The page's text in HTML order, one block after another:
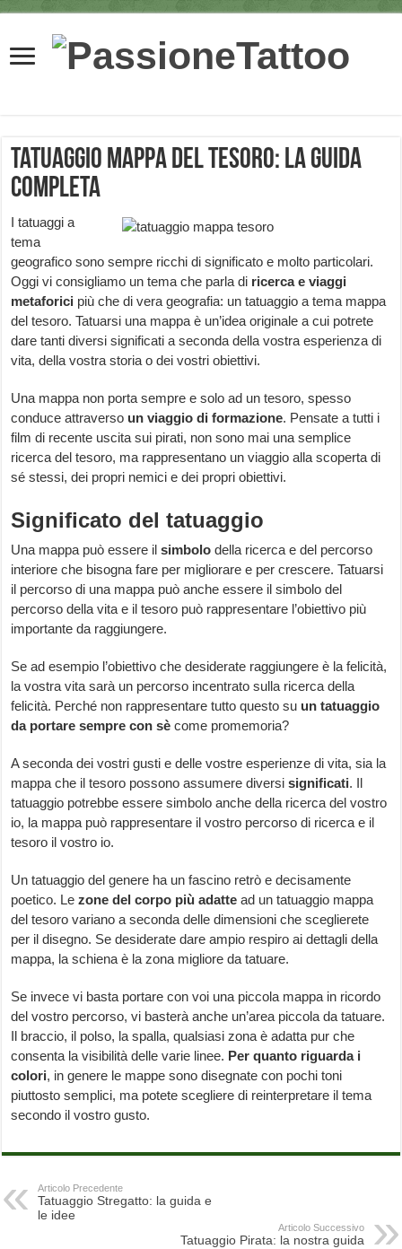
Tatuaggio mappa del tesoro: la guida
completa
I tatuaggi a
tema
geografico sono sempre ricchi di significato e molto particolari.
Oggi vi consigliamo un tema che parla di ricerca e viaggi
metaforici più che di vera geografia: un tatuaggio a tema mappa
del tesoro. Tatuarsi una mappa è un’idea originale a cui potrete
dare tanti diversi significati a seconda della vostra esperienza di
vita, della vostra storia o dei vostri obiettivi.
Una mappa non porta sempre e solo ad un tesoro, spesso
conduce attraverso un viaggio di formazione. Pensate a tutti i
film di recente uscita sui pirati, non sono mai una semplice
ricerca del tesoro, ma rappresentano un viaggio alla scoperta di
sé stessi, dei propri nemici e dei propri obiettivi.
Significato del tatuaggio
Una mappa può essere ilsimbolo della ricerca e del percorso
interiore che bisogna fare per migliorare e per crescere. Tatuarsi
il percorso di una mappa può anche essere il simbolo del
percorso della vita e il tesoro può rappresentare l’obiettivo più
importante da raggiungere.
Se ad esempio l’obiettivo che desiderate raggiungere è la felicità,
la vostra vita sarà un percorso incentrato sulla ricerca della
felicità. Perché non rappresentare tutto questo su un tatuaggio
da portare sempre con sè come promemoria?
A seconda dei vostri gusti e delle vostre esperienze di vita, sia la
mappa che il tesoro possono assumere diversisignificati. Il
tatuaggio potrebbe essere simbolo anche della ricerca del vostro
io, la mappa può rappresentare il vostro percorso di ricerca e il
tesoro il vostro io.
Un tatuaggio del genere ha un fascino retrò e decisamente
poetico. Lezone del corpo più adatte ad un tatuaggio mappa
del tesoro variano a seconda delle dimensioni che sceglierete
per il disegno. Se desiderate dare ampio respiro ai dettagli della
mappa, la schiena è la zona migliore da tatuare.
Se invece vi basta portare con voi una piccola mappa in ricordo
del vostro percorso, vi basterà anche un’area piccola da tatuare.
Il braccio, il polso, la spalla, qualsiasi zona è adatta pur che
consenta la visibilità delle varie linee. Per quanto riguarda i
colori, in genere le mappe sono disegnate con pochi toni
piuttosto semplici, ma potete scegliere di reinterpretare il tema
secondo il vostro gusto.
Articolo Precedente
Tatuaggio Stregatto: la guida e
le idee
Articolo Successivo
Tatuaggio Pirata: la nostra guida